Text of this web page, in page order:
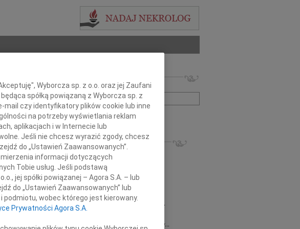
Imię i nazwisko lub numer ogłoszenia:
+ szukanie zaawansowane
INNE NEKROLOGI
06.08.2026Gdańsk
Drogi Piotrze Koleżanki i Koledzy z firmy...
05.08.2026Gdańsk
Nasze Koleżance Renacie Sęk w trudnych...
04.08.2026
Gdańsk
Panu Piotrowi Widzowi Radnemu Sejmiku...
Zofia Mazurek
Naszej Koleżance Beacie Rumińskiej wyrazy...
Wyborcza sp. z o.o. oraz jej Zaufani
spółką powiązaną z Wyborcza sp. z
mail czy identyfikatory plików cookie lub inne
na potrzeby wyświetlania reklam
aplikacjach i w Internecie lub
Jeśli nie chcesz wyrazić zgody, chcesz
do „Ustawień Zaawansowanych”.
informacji dotyczących
Tobie usług. Jeśli podstawą
jej spółki powiązanej – Agora S.A. – lub
do „Ustawień Zaawansowanych” lub
wobec którego jest kierowany.
Prywatności Agora S.A.